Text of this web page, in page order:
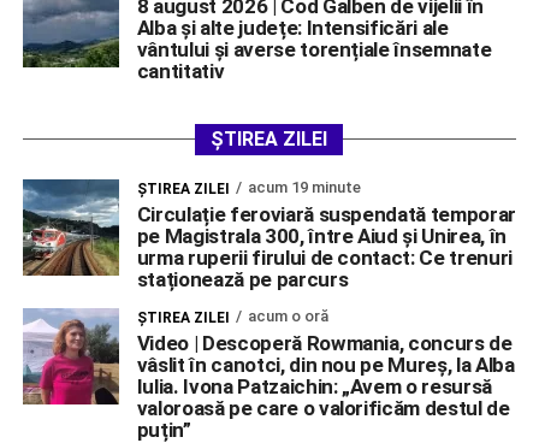
8 august 2026 | Cod Galben de vijelii în
Alba și alte județe: Intensificări ale
vântului și averse torențiale însemnate
cantitativ
ȘTIREA ZILEI
ŞTIREA ZILEI acum 19 minute
Circulație feroviară suspendată temporar
pe Magistrala 300, între Aiud și Unirea, în
urma ruperii firului de contact: Ce trenuri
staționează pe parcurs
ŞTIREA ZILEI acum o oră
Video | Descoperă Rowmania, concurs de
vâslit în canotci, din nou pe Mureș, la Alba
Iulia. Ivona Patzaichin: „Avem o resursă
valoroasă pe care o valorificăm destul de
puțin”